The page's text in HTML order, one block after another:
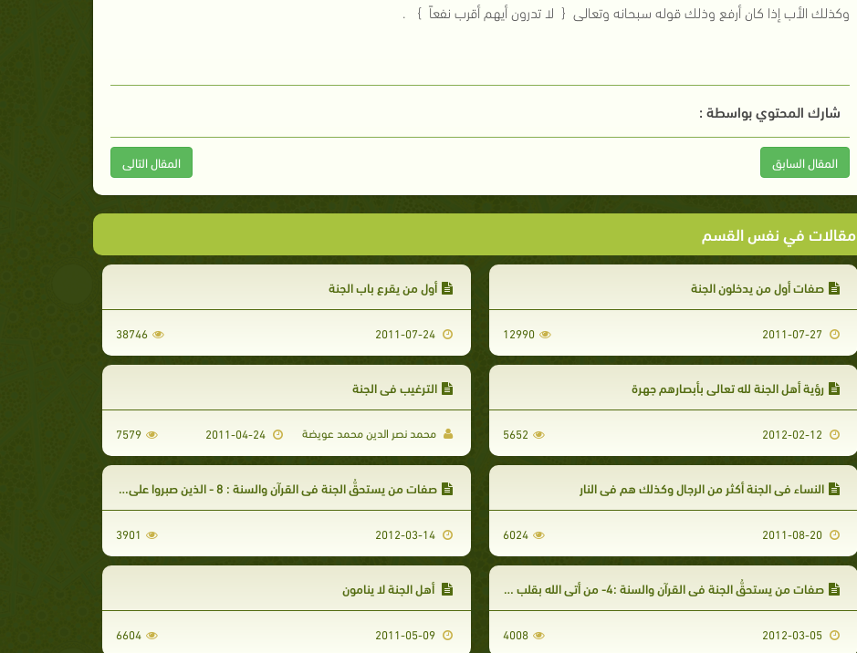
وكذلك الأب إذا كان أرفع وذلك قوله سبحانه وتعالى { لا تدرون أيهم أقرب نفعاً } .
شارك المحتوي بواسطة :
المقال السابق المقال التالى
مقالات في نفس القسم
صفات أول من يدخلون الجنة
12990
أول من يقرع باب الجنة
2011-07-24
38746
رؤية أهل الجنة لله تعالى بأبصارهم جهرة
5652
الترغيب في الجنة
محمد نصر الدين محمد عويضة 7579
النساء في الجنة أكثر من الرجال وكذلك هم في النار
2011-08-20
6024
صفات من يستحقُّ الجنة في القرآن والسنة : 8 - الذين صبروا على البأساء والضراء
2012-03-14
3901
صفات من يستحقُّ الجنة في القرآن والسنة :4- من أتى الله بقلب سليم
2012-03-05
4008
أهل الجنة لا ينامون
2011-05-09
6604